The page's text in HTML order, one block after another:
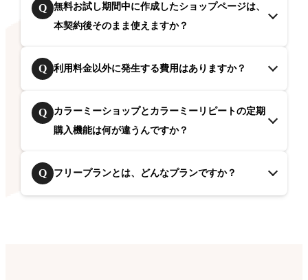
Q
無料お試し期間中に作成したショップページは、
本契約後そのまま使えますか？
Q 利用料金以外に発生する費用はありますか？
Q
カラーミーショップとカラーミーリピートの定期
購入機能は何が違うんですか？
Q フリープランとは、どんなプランですか？